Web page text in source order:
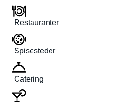
Restauranter
Spisesteder
Catering